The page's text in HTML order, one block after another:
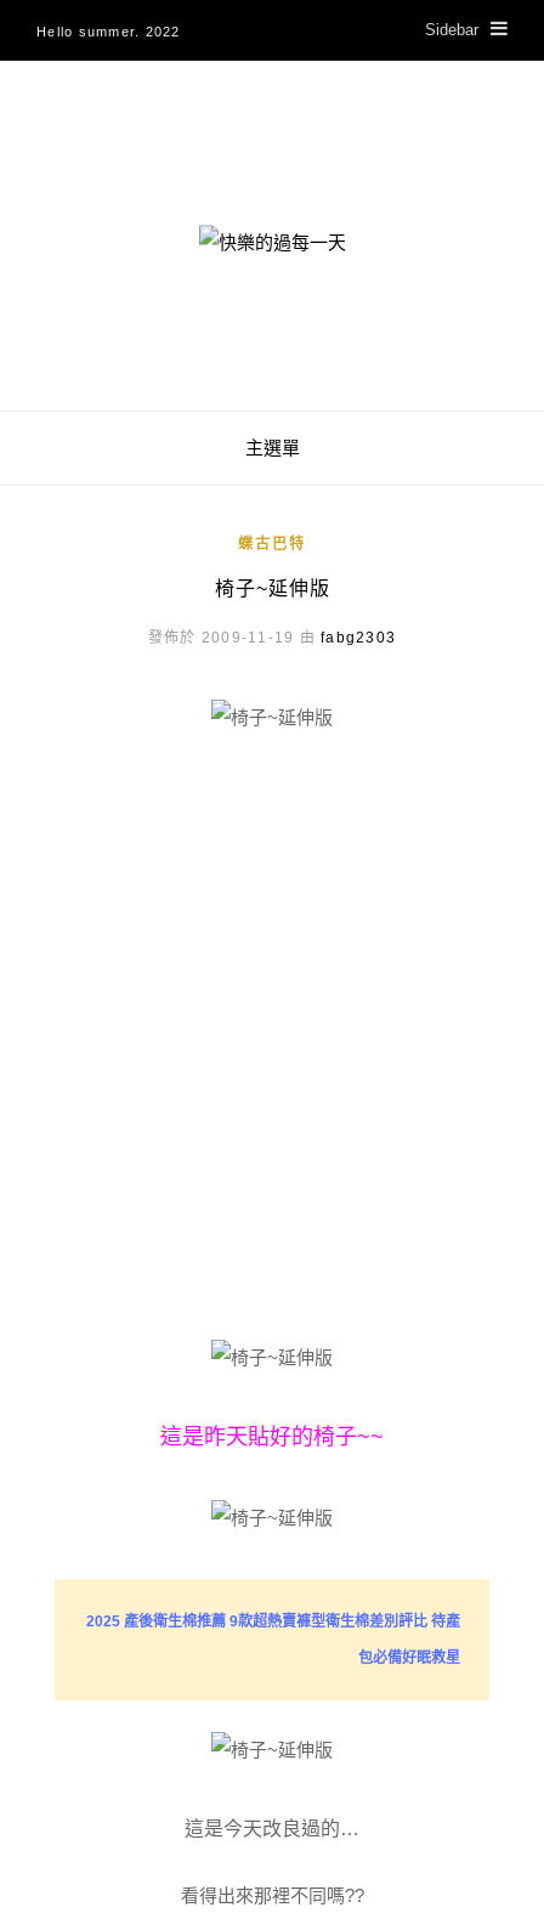
Hello summer. 2022 Sidebar
快樂的過每一天
主選單
蝶古巴特
椅子~延伸版
發佈於 2009-11-19 由fabg2303
這是昨天貼好的椅子~~
2025 產後衛生棉推薦 9款超熱賣褲型衛生棉差別評比 待產
包必備好眠救星
這是今天改良過的…
看得出來那裡不同嗎??